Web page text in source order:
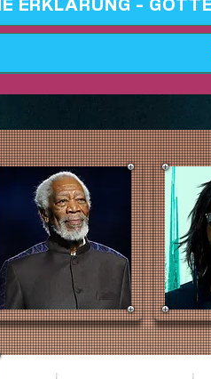
ERKLÄRUNG -